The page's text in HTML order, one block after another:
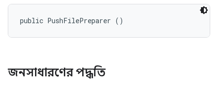
public PushFilePreparer ()
জনসাধারণের পদ্ধতি